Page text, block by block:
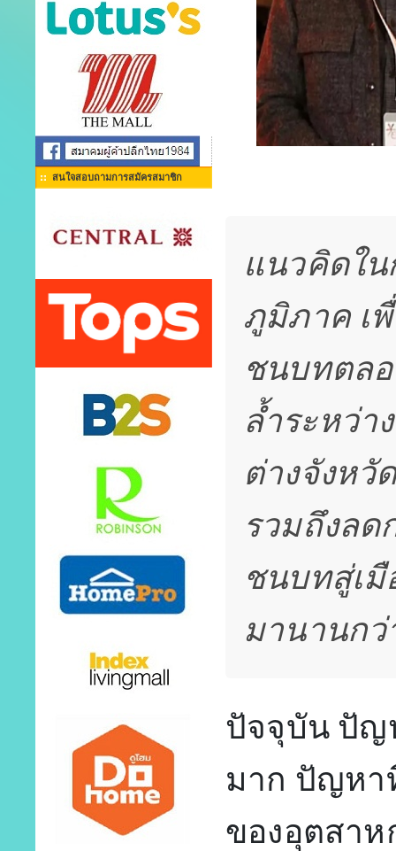
สนใจสอบถามการสมัครสมาชิก
แนวคิดใน
ภูมิภาค เ
ชนบทตล
ล้ำระหว่า
ต่างจังห
รวมถึงลด
ชนบทสู่เมื
มานานกว่
ปัจจุบัน ปัญ
มาก ปัญหา
ของอุตสาห